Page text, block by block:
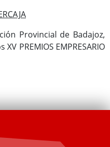
Provincial de Badajoz,
PREMIOS EMPRESARIO